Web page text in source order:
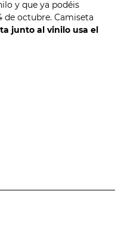
y que ya podéis
octubre. Camiseta
junto al vinilo usa el